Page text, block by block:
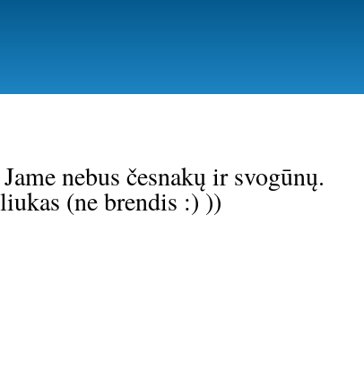
nebus česnakų ir svogūnų.
(ne brendis :) ))